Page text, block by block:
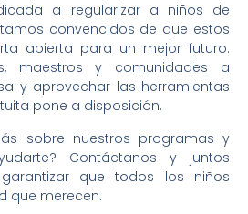
a regularizar a niños de
convencidos de que estos
abierta para un mejor futuro.
maestros y comunidades a
y aprovechar las herramientas
pone a disposición.
sobre nuestros programas y
Contáctanos y juntos
que todos los niños
que merecen.